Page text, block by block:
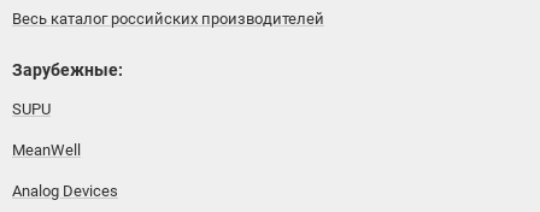
Весь каталог российских производителей
Зарубежные:
SUPU
MeanWell
Analog Devices